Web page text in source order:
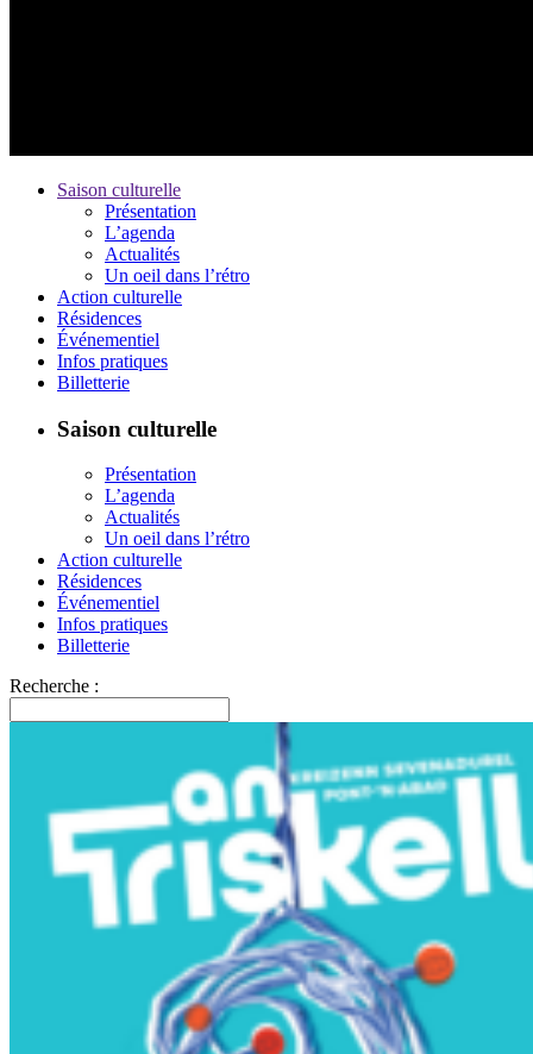
Saison culturelle
Présentation
L’agenda
Actualités
Un oeil dans l’rétro
Action culturelle
Résidences
Événementiel
Infos pratiques
Billetterie
Saison culturelle
Présentation
L’agenda
Actualités
Un oeil dans l’rétro
Action culturelle
Résidences
Événementiel
Infos pratiques
Billetterie
Recherche :